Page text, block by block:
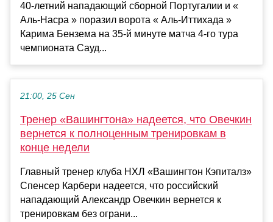
40-летний нападающий сборной Португалии и «
Аль-Насра » поразил ворота « Аль-Иттихада »
Карима Бензема на 35-й минуте матча 4-го тура
чемпионата Сауд...
21:00, 25 Сен
Тренер «Вашингтона» надеется, что Овечкин
вернется к полноценным тренировкам в
конце недели
Главный тренер клуба НХЛ «Вашингтон Кэпиталз»
Спенсер Карбери надеется, что российский
нападающий Александр Овечкин вернется к
тренировкам без ограни...